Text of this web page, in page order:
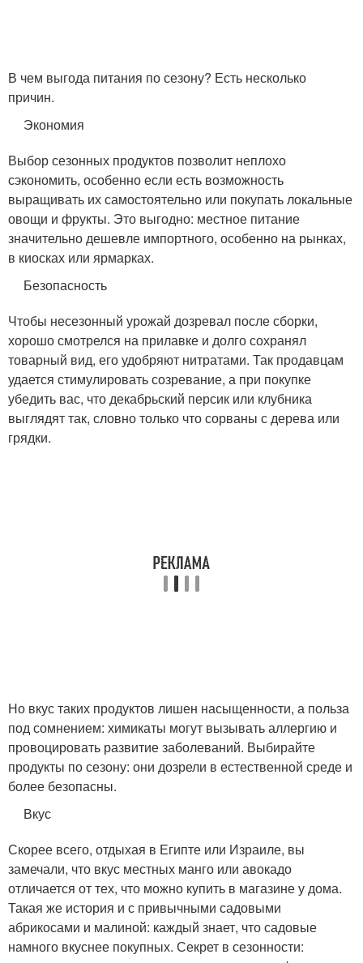
В чем выгода питания по сезону? Есть несколько
причин.
Экономия
Выбор сезонных продуктов позволит неплохо
сэкономить, особенно если есть возможность
выращивать их самостоятельно или покупать локальные
овощи и фрукты. Это выгодно: местное питание
значительно дешевле импортного, особенно на рынках,
в киосках или ярмарках.
Безопасность
Чтобы несезонный урожай дозревал после сборки,
хорошо смотрелся на прилавке и долго сохранял
товарный вид, его удобряют нитратами. Так продавцам
удается стимулировать созревание, а при покупке
убедить вас, что декабрьский персик или клубника
выглядят так, словно только что сорваны с дерева или
грядки.
Но вкус таких продуктов лишен насыщенности, а польза
под сомнением: химикаты могут вызывать аллергию и
провоцировать развитие заболеваний. Выбирайте
продукты по сезону: они дозрели в естественной среде и
более безопасны.
Вкус
Скорее всего, отдыхая в Египте или Израиле, вы
замечали, что вкус местных манго или авокадо
отличается от тех, что можно купить в магазине у дома.
Такая же история и с привычными садовыми
абрикосами и малиной: каждый знает, что садовые
намного вкуснее покупных. Секрет в сезонности: